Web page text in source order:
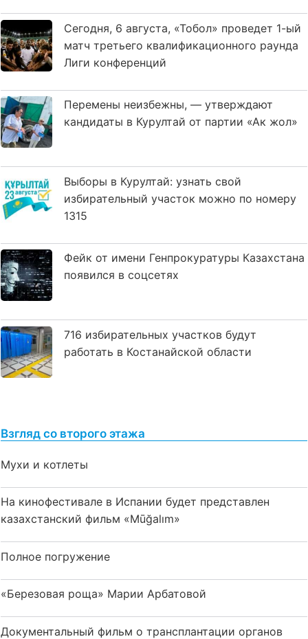
Сегодня, 6 августа, «Тобол» проведет 1-ый
матч третьего квалификационного раунда
Лиги конференций
Перемены неизбежны, — утверждают
кандидаты в Курултай от партии «Ак жол»
Выборы в Курултай: узнать свой
избирательный участок можно по номеру
1315
Фейк от имени Генпрокуратуры Казахстана
появился в соцсетях
716 избирательных участков будут
работать в Костанайской области
Взгляд со второго этажа
Мухи и котлеты
На кинофестивале в Испании будет представлен
казахстанский фильм «Mūğalım»
Полное погружение
«Березовая роща» Марии Арбатовой
Документальный фильм о трансплантации органов